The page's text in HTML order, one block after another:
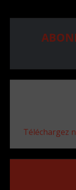
Téléchargez